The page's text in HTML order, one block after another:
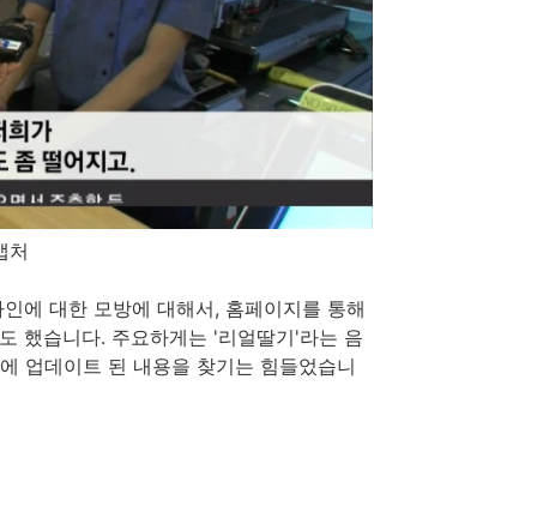
처
에 대한 모방에 대해서, 홈페이지를 통해
했습니다. 주요하게는 '리얼딸기'라는 음
업데이트 된 내용을 찾기는 힘들었습니